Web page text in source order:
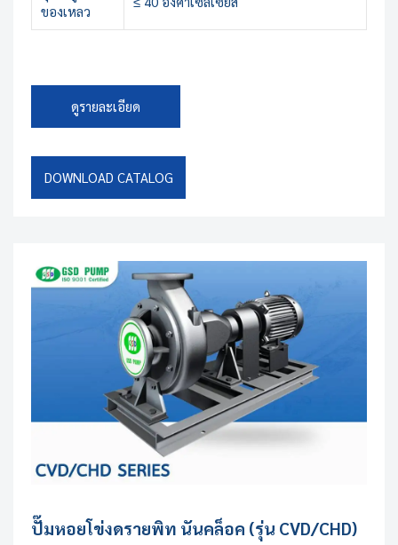
ของเหลว
ดูรายละเอียด
DOWNLOAD CATALOG
ปั๊มหอยโข่งดรายพิท นันคล็อค (รุ่น CVD/CHD)